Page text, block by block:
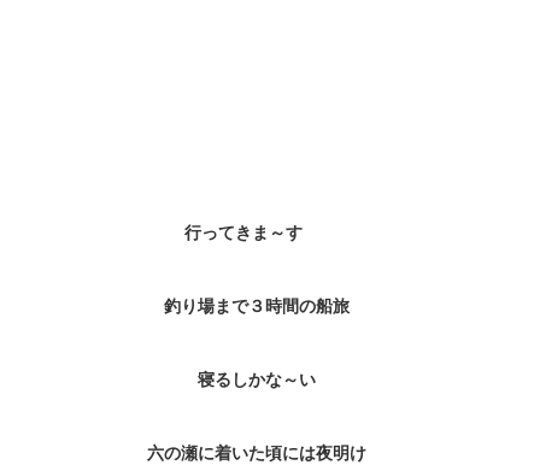
行ってきま～す
釣り場まで３時間の船旅
寝るしかな～い
六の瀬に着いた頃には夜明け